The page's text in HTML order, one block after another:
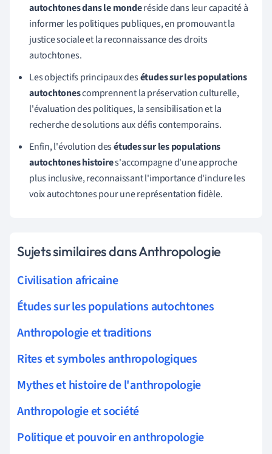
autochtones dans le monderéside dans leur capacité à
informer les politiques publiques, en promouvant la
justice sociale et la reconnaissance des droits
autochtones.
Les objectifs principaux desétudes sur les populations
autochtonescomprennent la préservation culturelle,
l'évaluation des politiques, la sensibilisation et la
recherche de solutions aux défis contemporains.
Enfin, l'évolution desétudes sur les populations
autochtones histoires'accompagne d'une approche
plus inclusive, reconnaissant l'importance d'inclure les
voix autochtones pour une représentation fidèle.
Sujets similaires dans Anthropologie
Civilisation africaine
Études sur les populations autochtones
Anthropologie et traditions
Rites et symboles anthropologiques
Mythes et histoire de l'anthropologie
Anthropologie et société
Politique et pouvoir en anthropologie